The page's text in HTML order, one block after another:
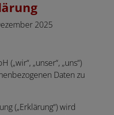
2025
(„wir“, „unser“, „uns“)
Daten zu
(„Erklärung“) wird